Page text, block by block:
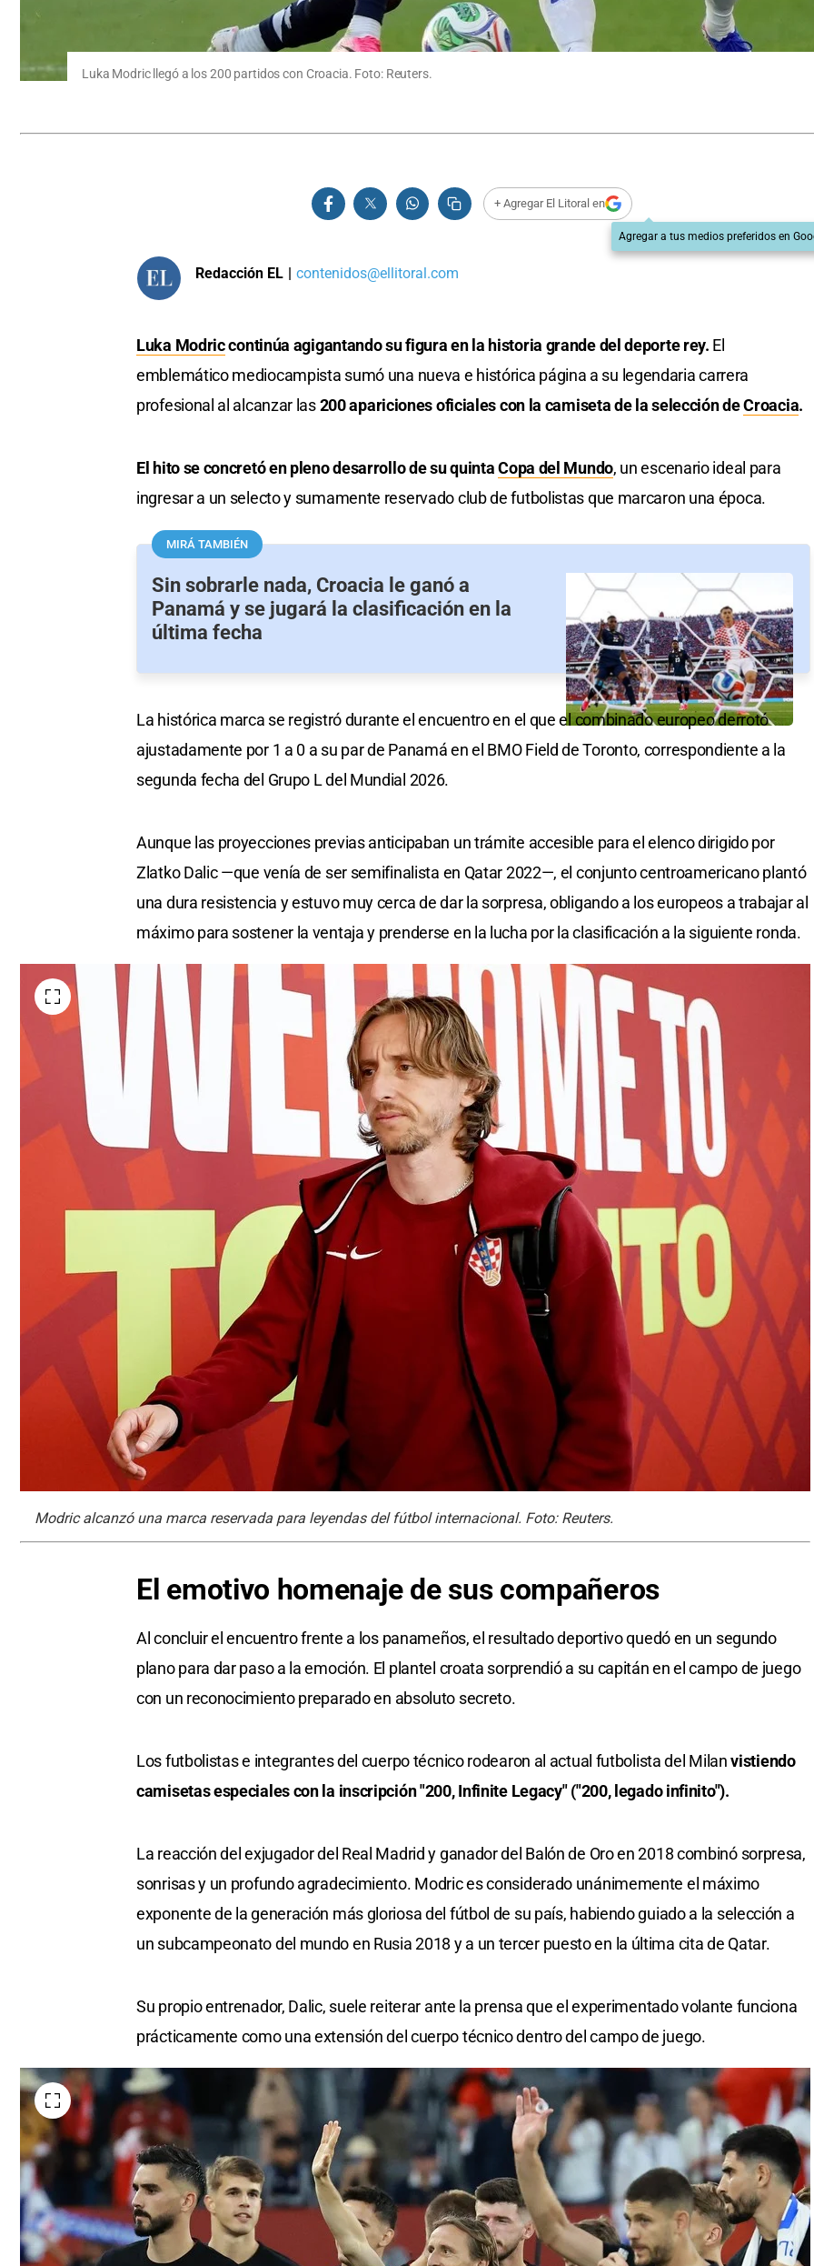
Luka Modric llegó a los 200 partidos con Croacia. Foto: Reuters.
+ Agregar El Litoral en
Agregar a tus medios preferidos en
Redacción EL | contenidos@ellitoral.com
Luka Modriccontinúa agigantando su figura en la historia grande del deporte rey. El
emblemático mediocampista sumó una nueva e histórica página a su legendaria carrera
profesional al alcanzar las200 apariciones oficiales con la camiseta de la selección deCroacia.
El hito se concretó en pleno desarrollo de su quintaCopa del Mundo, un escenario ideal para
ingresar a un selecto y sumamente reservado club de futbolistas que marcaron una época.
MIRÁ TAMBIÉN
Sin sobrarle nada, Croacia le ganó a
Panamá y se jugará la clasificación en la
última fecha
La histórica marca se registró durante el encuentro en el que el combinado europeo derrotó
ajustadamente por 1 a 0 a su par de Panamá en el BMO Field de Toronto, correspondiente a la
segunda fecha del Grupo L del Mundial 2026.
Aunque las proyecciones previas anticipaban un trámite accesible para el elenco dirigido por
Zlatko Dalic —que venía de ser semifinalista en Qatar 2022—, el conjunto centroamericano plantó
una dura resistencia y estuvo muy cerca de dar la sorpresa, obligando a los europeos a trabajar al
máximo para sostener la ventaja y prenderse en la lucha por la clasificación a la siguiente ronda.
Modric alcanzó una marca reservada para leyendas del fútbol internacional. Foto: Reuters.
El emotivo homenaje de sus compañeros
Al concluir el encuentro frente a los panameños, el resultado deportivo quedó en un segundo
plano para dar paso a la emoción. El plantel croata sorprendió a su capitán en el campo de juego
con un reconocimiento preparado en absoluto secreto.
Los futbolistas e integrantes del cuerpo técnico rodearon al actual futbolista del Milanvistiendo
camisetas especiales con la inscripción "200, Infinite Legacy" ("200, legado infinito").
La reacción del exjugador del Real Madrid y ganador del Balón de Oro en 2018 combinó sorpresa,
sonrisas y un profundo agradecimiento. Modric es considerado unánimemente el máximo
exponente de la generación más gloriosa del fútbol de su país, habiendo guiado a la selección a
un subcampeonato del mundo en Rusia 2018 y a un tercer puesto en la última cita de Qatar.
Su propio entrenador, Dalic, suele reiterar ante la prensa que el experimentado volante funciona
prácticamente como una extensión del cuerpo técnico dentro del campo de juego.